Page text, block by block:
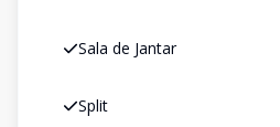
Sala de Jantar
Split